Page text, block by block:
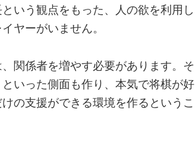
いう観点をもった、人の欲を利用し
ヤーがいません。
関係者を増やす必要があります。そ
いった側面も作り、本気で将棋が好
の支援ができる環境を作るというこ